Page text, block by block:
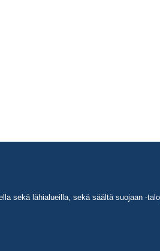
sekä lähialueilla, sekä säältä suojaan -